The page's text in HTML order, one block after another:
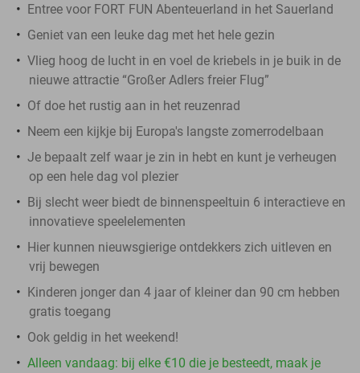
Entree voor FORT FUN Abenteuerland in het Sauerland
Geniet van een leuke dag met het hele gezin
Vlieg hoog de lucht in en voel de kriebels in je buik in de
nieuwe attractie “Großer Adlers freier Flug”
Of doe het rustig aan in het reuzenrad
Neem een kijkje bij Europa's langste zomerrodelbaan
Je bepaalt zelf waar je zin in hebt en kunt je verheugen
op een hele dag vol plezier
Bij slecht weer biedt de binnenspeeltuin 6 interactieve en
innovatieve speelelementen
Hier kunnen nieuwsgierige ontdekkers zich uitleven en
vrij bewegen
Kinderen jonger dan 4 jaar of kleiner dan 90 cm hebben
gratis toegang
Ook geldig in het weekend!
Alleen vandaag: bij elke €10 die je besteedt, maak je